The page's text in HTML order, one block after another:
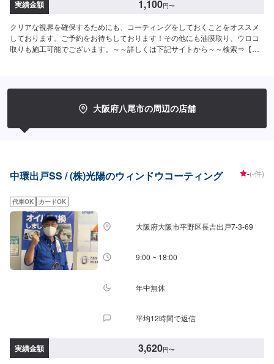
実績金額 1,100円〜
クリアな視界を確保するためにも、コーティングをしておくことをオススメ
しております。ご予約をお待ちしております！その他にも油膜取り、ウロコ
取りも施工可能でございます。～～詳しくは下記サイトから～～検索⇒【カ
大阪府八尾市の周辺の店舗
中環出戸SS / (株)光陽のウィンドウコーティング -(-件)
代車OK カードOK
大阪府大阪市平野区長吉出戸7-3-69
9:00 ~ 18:00
年中無休
平均12時間で返信
実績金額 3,620円〜